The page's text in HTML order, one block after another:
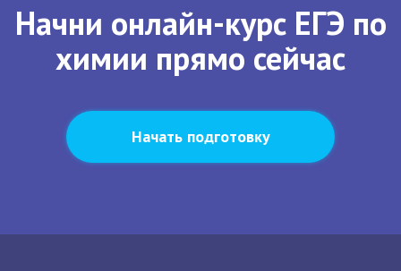
Начни онлайн-курс ЕГЭ по
химии прямо сейчас
Начать подготовку